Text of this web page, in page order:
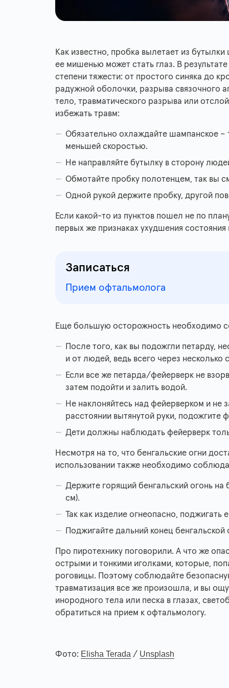
Как известно, пробка вылетает из
ее мишенью может стать глаз. В
степени тяжести: от простого синяка до
радужной оболочки, разрыва связочного
тело, травматического разрыва или
избежать травм:
Обязательно охлаждайте шампанское –
меньшей скоростью.
Не направляйте бутылку в сторону
Обмотайте пробку полотенцем, так вы
Одной рукой держите пробку, другой
Если какой-то из пунктов пошел не по
первых же признаках ухудшения
Записаться
Прием офтальмолога
Еще большую осторожность необходимо
После того, как вы подожгли петарду,
и от людей, ведь всего через несколько
Если все же петарда/фейерверк не
затем подойти и залить водой.
Не наклоняйтесь над фейерверком и не
расстоянии вытянутой руки, подожгите
Дети должны наблюдать фейерверк
Несмотря на то, что бенгальские огни
использовании также необходимо
Держите горящий бенгальский огонь на
см).
Так как изделие огнеопасно,
Поджигайте дальний конец бенгальской
Про пиротехнику поговорили. А что же
острыми и тонкими иголками, которые,
роговицы. Поэтому соблюдайте
травматизация все же произошла, и вы
инородного тела или песка в глазах,
обратиться на прием к офтальмологу.
Фото: Elisha Terada / Unsplash